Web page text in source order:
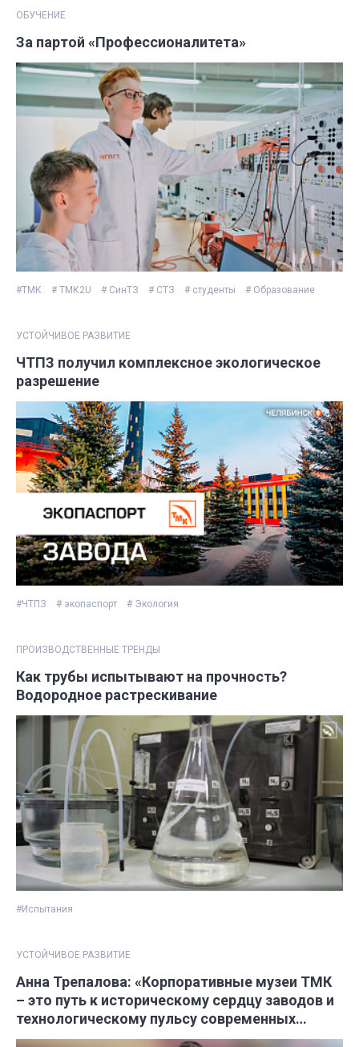
ОБУЧЕНИЕ
За партой «Профессионалитета»
#ТМК # ТМК2U # СинТЗ # СТЗ # студенты # Образование
УСТОЙЧИВОЕ РАЗВИТИЕ
ЧТПЗ получил комплексное экологическое
разрешение
#ЧТПЗ # экопаспорт # Экология
ПРОИЗВОДСТВЕННЫЕ ТРЕНДЫ
Как трубы испытывают на прочность?
Водородное растрескивание
#Испытания
УСТОЙЧИВОЕ РАЗВИТИЕ
Анна Трепалова: «Корпоративные музеи ТМК
– это путь к историческому сердцу заводов и
технологическому пульсу современных
производств»